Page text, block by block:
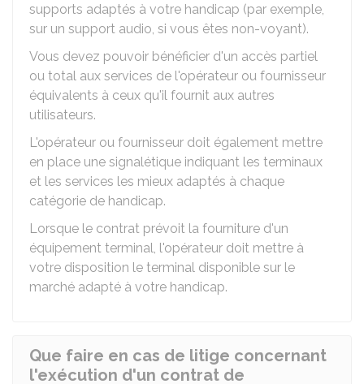
supports adaptés à votre handicap (par exemple,
sur un support audio, si vous êtes non-voyant).
Vous devez pouvoir bénéficier d'un accès partiel
ou total aux services de l'opérateur ou fournisseur
équivalents à ceux qu'il fournit aux autres
utilisateurs.
L'opérateur ou fournisseur doit également mettre
en place une signalétique indiquant les terminaux
et les services les mieux adaptés à chaque
catégorie de handicap.
Lorsque le contrat prévoit la fourniture d'un
équipement terminal, l'opérateur doit mettre à
votre disposition le terminal disponible sur le
marché adapté à votre handicap.
Que faire en cas de litige concernant
l'exécution d'un contrat de